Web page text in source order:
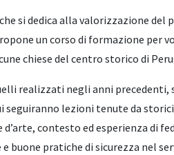
si dedica alla valorizzazione
un corso di formazione per
chiese del centro storico di
realizzati negli anni
lezioni tenute da
contesto ed esperienza di
buone pratiche di sicurezza nel